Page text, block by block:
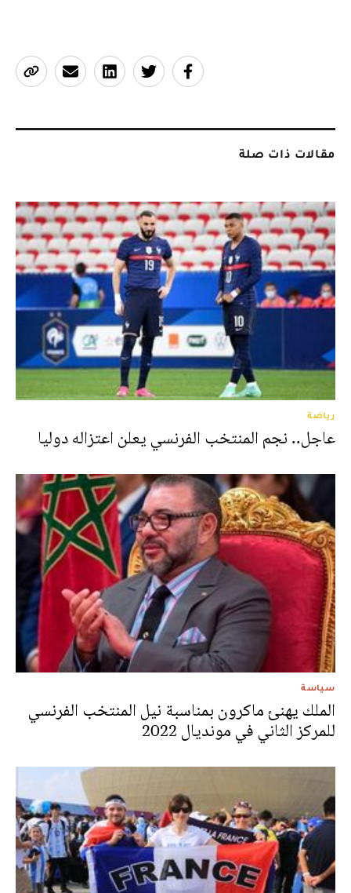
مقالات ذات صلة
رياضة
عاجل.. نجم المنتخب الفرنسي يعلن اعتزاله دوليا
سياسة
الملك يهنئ ماكرون بمناسبة نيل المنتخب الفرنسي
للمركز الثاني في مونديال 2022